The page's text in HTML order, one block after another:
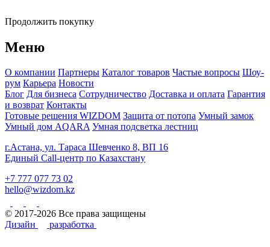
Продолжить покупку
Меню
О компании Партнеры Каталог товаров Частые вопросы Шоу-
рум Карьера Новости
Блог Для бизнеса Сотрудничество Доставка и оплата Гарантия
и возврат Контакты
Готовые решения WIZDOM Защита от потопа Умный замок
Умный дом AQARA Умная подсветка лестниц
г.Астана, ул. Тараса Шевченко 8, ВП 16
Единый Call-центр по Казахстану
+7 777 077 73 02
hello@wizdom.kz
© 2017-2026 Все права защищены
Дизайн
разработка